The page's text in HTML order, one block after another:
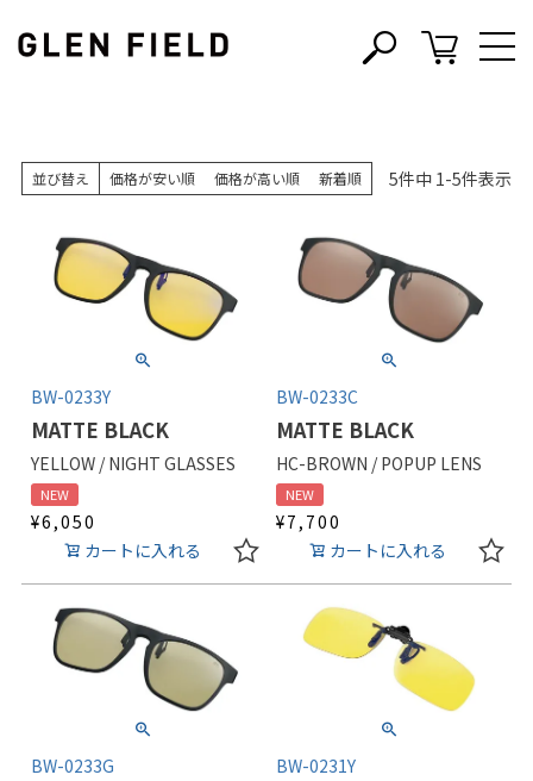
s c
並び替え 価格が安い順 価格が高い順 新着順 5件中 1-5件表示
BW-0233Y
MATTE BLACK
YELLOW / NIGHT GLASSES
NEW
¥6,050
カートに入れる
BW-0233C
MATTE BLACK
HC-BROWN / POPUP LENS
NEW
¥7,700
カートに入れる
BW-0233G BW-0231Y